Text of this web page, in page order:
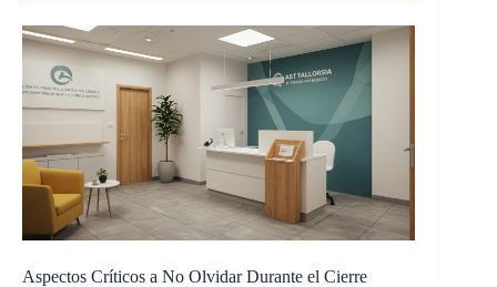
Aspectos Críticos a No Olvidar Durante el Cierre